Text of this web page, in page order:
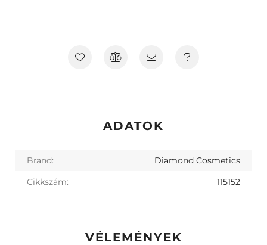
ADATOK
Brand:
Diamond Cosmetics
Cikkszám:
115152
VÉLEMÉNYEK